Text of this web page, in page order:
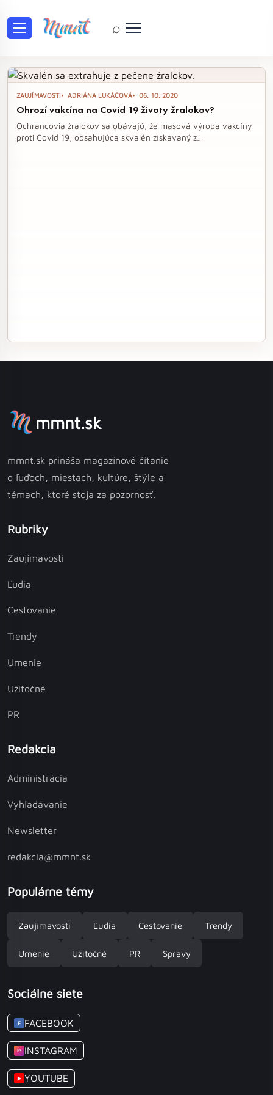
⌕
Tag: kvasinky
ZAUJÍMAVOSTI ADRIÁNA LUKÁČOVÁ 06. 10. 2020
Ohrozí vakcína na Covid 19 životy žralokov?
Ochrancovia žralokov sa obávajú, že masová výroba vakcíny
proti Covid 19, obsahujúca skvalén získavaný z
mmnt.sk
mmnt.sk prináša magazínové čítanie
o ľuďoch, miestach, kultúre, štýle a
témach, ktoré stoja za pozornosť.
Rubriky
Zaujímavosti
Ľudia
Cestovanie
Trendy
Umenie
Užitočné
PR
Redakcia
Administrácia
Vyhľadávanie
Newsletter
redakcia@mmnt.sk
Populárne témy
Zaujímavosti Ľudia Cestovanie Trendy
Umenie Užitočné PR Spravy
Sociálne siete
F FACEBOOK
IG INSTAGRAM
▶ YOUTUBE